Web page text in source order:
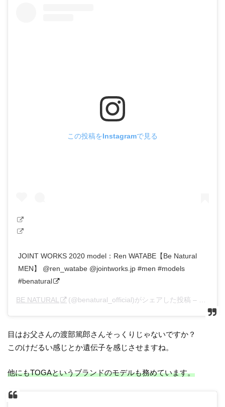
この投稿をInstagramで見る
JOINT WORKS 2020 model：Ren WATABE【Be Natural
MEN】 @ren_watabe @jointworks.jp #men #models
#benatural
BE NATURAL (@benatural_official)がシェアした投稿 –
目はお父さんの渡部篤郎さんそっくりじゃないですか？
このけだるい感じとか遺伝子を感じさせますね。
他にもTOGAというブランドのモデルも務めています。